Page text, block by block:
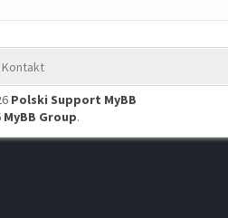
Kontakt
Polski Support MyBB
MyBB Group.